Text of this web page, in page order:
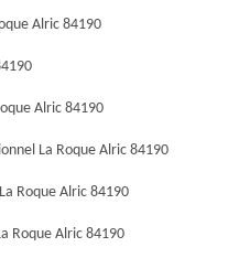
Alric 84190
Alric 84190
La Roque Alric 84190
Roque Alric 84190
Roque Alric 84190